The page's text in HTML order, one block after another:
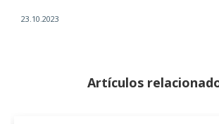
23.10.2023
Artículos